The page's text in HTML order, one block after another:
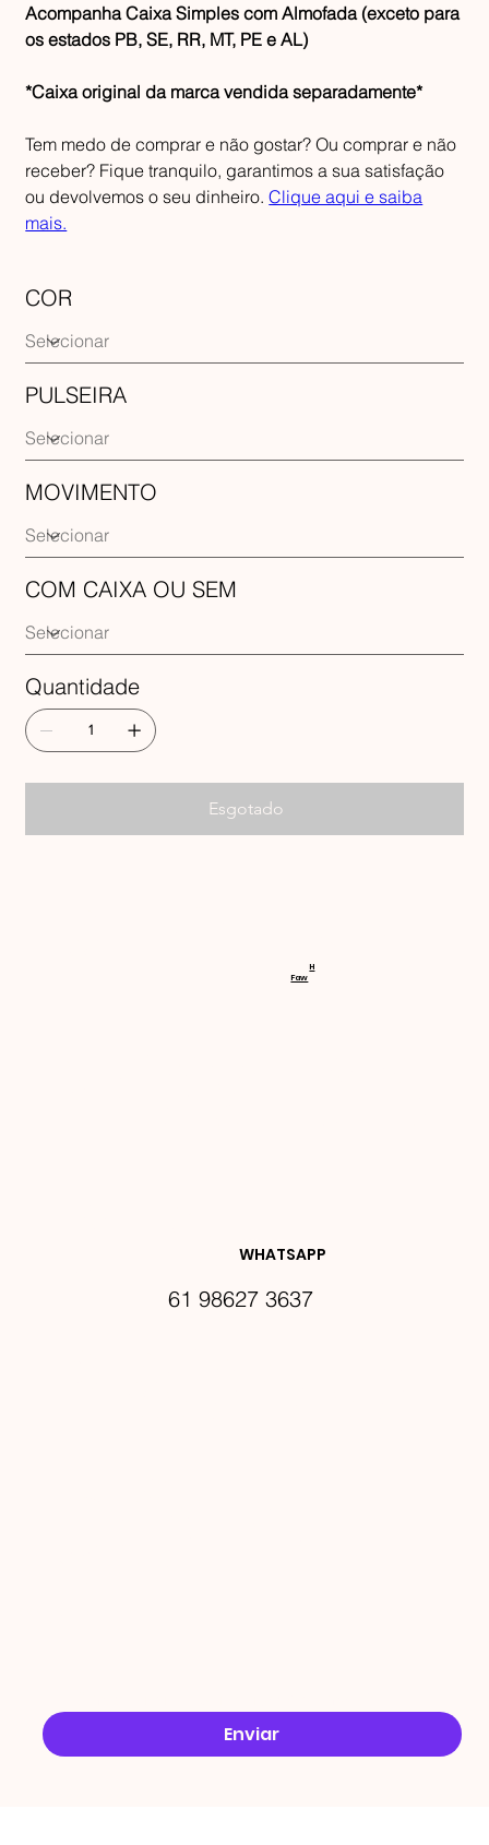
Acompanha Caixa Simples com Almofada (exceto para
os estados PB, SE, RR, MT, PE e AL)
*Caixa original da marca vendida separadamente*
Tem medo de comprar e não gostar? Ou comprar e não
receber? Fique tranquilo, garantimos a sua satisfação
ou devolvemos o seu dinheiro.Clique aqui e saiba
mais.
COR
PULSEIRA
MOVIMENTO
COM CAIXA OU SEM
Quantidade
Esgotado
RECEBA
DES E
Enviar
WHATSAPP
61 98627 3637
Faw
H